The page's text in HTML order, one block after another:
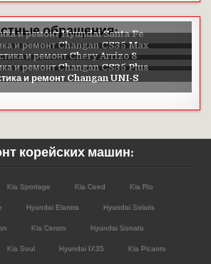
обращения:
корейских машин:
Kia Sportage Kia Ceed Kia Rio
Hyundai Elantra Hyundai Solaris
Kia Cerato Hyundai Sonata
Kia Soul Hyundai IX35 Kia Picanto